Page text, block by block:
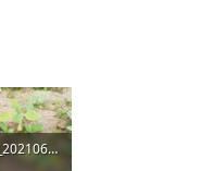
IMG_20210601_185833.jpg